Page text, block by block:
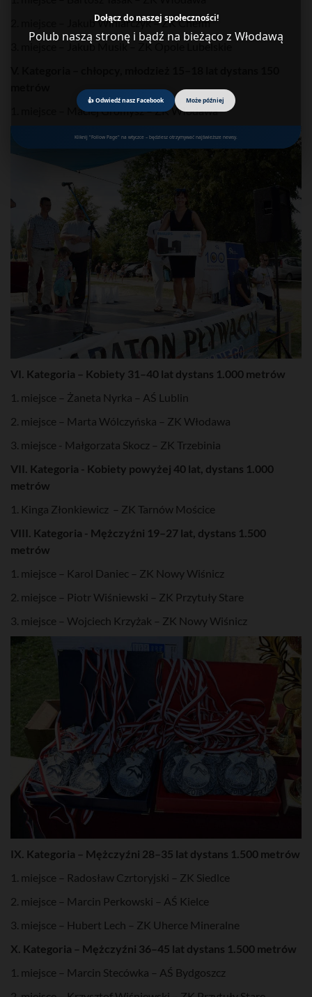
Dołącz do naszej społeczności!
Polub naszą stronę i bądź na bieżąco z Włodawą
👍 Odwiedź nasz Facebook Może później
Kliknij "Follow Page" na wtyczce – będziesz otrzymywać najświeższe newsy.
2. miejsce – Jakub Winiarczyk – ZK Chełm
3. miejsce – Jakub Musik – ZK Opole Lubelskie
1. miejsce – Maciej Gromysz – ZK Włodawa
VI. Kategoria – Kobiety 31–40 lat dystans 1.000 metrów
1. miejsce – Żaneta Nyrka – AŚ Lublin
2. miejsce – Marta Wólczyńska – ZK Włodawa
3. miejsce - Małgorzata Skocz – ZK Trzebinia
VII. Kategoria - Kobiety powyżej 40 lat, dystans 1.000
metrów
1. Kinga Złonkiewicz – ZK Tarnów Mościce
VIII. Kategoria - Mężczyźni 19–27 lat, dystans 1.500
metrów
1. miejsce – Karol Daniec – ZK Nowy Wiśnicz
2. miejsce – Piotr Wiśniewski – ZK Przytuły Stare
3. miejsce – Wojciech Krzyżak – ZK Nowy Wiśnicz
IX. Kategoria – Mężczyźni 28–35 lat dystans 1.500 metrów
1. miejsce – Radosław Czrtoryjski – ZK Siedlce
2. miejsce – Marcin Perkowski – AŚ Kielce
3. miejsce – Hubert Lech – ZK Uherce Mineralne
X. Kategoria – Mężczyźni 36–45 lat dystans 1.500 metrów
1. miejsce – Marcin Stecówka – AŚ Bydgoszcz